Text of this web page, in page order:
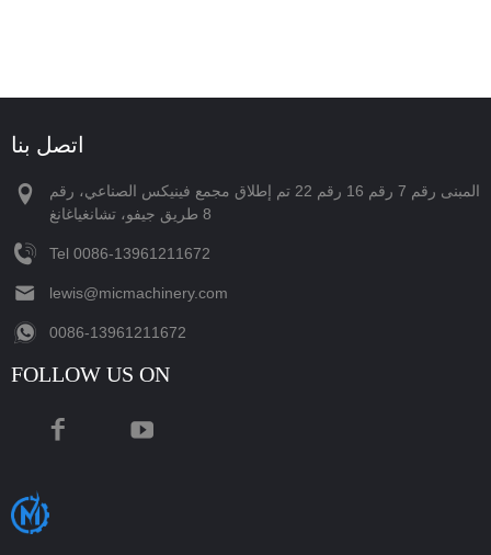
اتصل بنا
المبنى رقم 7 رقم 16 رقم 22 تم إطلاق مجمع فينيكس الصناعي، رقم
8 طريق جيفو، تشانغياغانغ
Tel ‪0086-13961211672‬
lewis@micmachinery.com
‪0086-13961211672‬
FOLLOW US ON